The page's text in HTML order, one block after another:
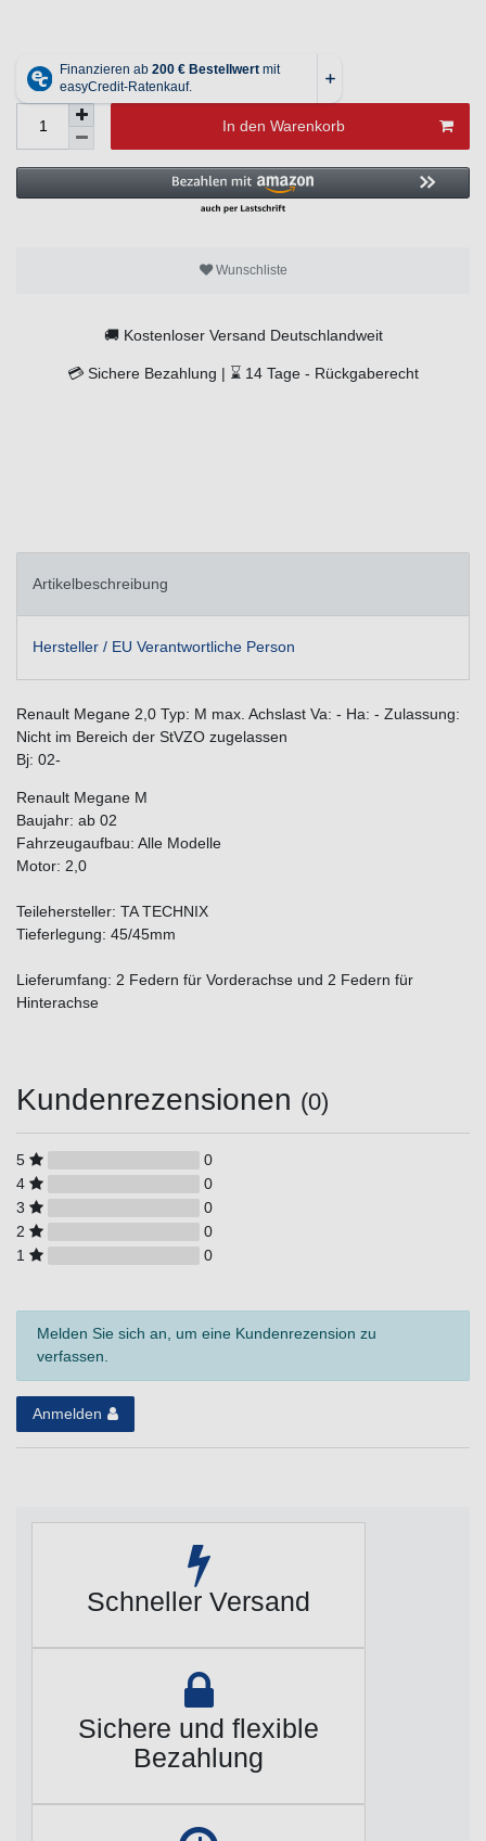
In den Warenkorb
Wunschliste
🚚 Kostenloser Versand Deutschlandweit
💳 Sichere Bezahlung | ⌛ 14 Tage - Rückgaberecht
Artikelbeschreibung
Hersteller / EU Verantwortliche Person
Renault Megane 2,0 Typ: M max. Achslast Va: - Ha: - Zulassung:
Nicht im Bereich der StVZO zugelassen
Bj: 02-
Renault Megane M
Baujahr: ab 02
Fahrzeugaufbau: Alle Modelle
Motor: 2,0
Teilehersteller: TA TECHNIX
Tieferlegung: 45/45mm
Lieferumfang: 2 Federn für Vorderachse und 2 Federn für
Hinterachse
Kundenrezensionen (0)
5
0
4
0
3
0
2
0
1
0
Melden Sie sich an, um eine Kundenrezension zu
verfassen.
Anmelden
Schneller Versand
Sichere und flexible
Bezahlung